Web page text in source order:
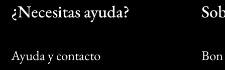
¿Necesitas ayuda?
Ayuda y contacto